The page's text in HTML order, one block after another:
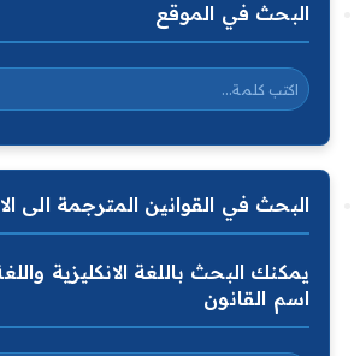
البحث في الموقع
البحث في القوانين المترجمة الى
يمكنك البحث باللغة الانكليزية
اسم القانون